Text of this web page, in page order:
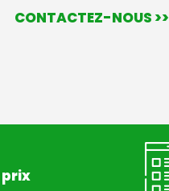
CONTACTEZ-NOUS >>
prix